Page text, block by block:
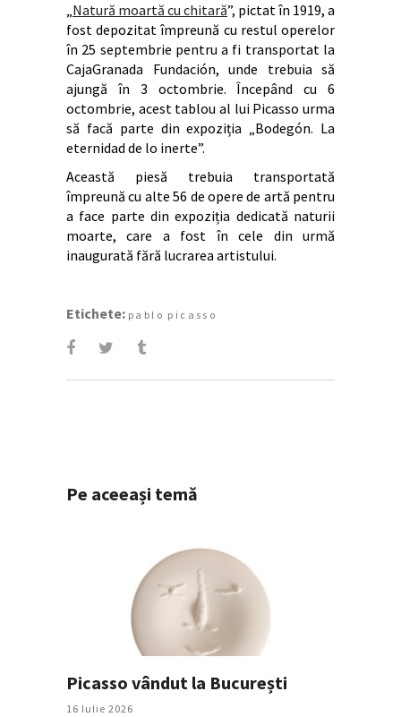
„Natură moartă cu chitară”, pictat în 1919, a
fost depozitat împreună cu restul operelor
în 25 septembrie pentru a fi transportat la
CajaGranada Fundación, unde trebuia să
ajungă în 3 octombrie. Începând cu 6
octombrie, acest tablou al lui Picasso urma
să facă parte din expoziția „Bodegón. La
eternidad de lo inerte”.
Această piesă trebuia transportată
împreună cu alte 56 de opere de artă pentru
a face parte din expoziția dedicată naturii
moarte, care a fost în cele din urmă
inaugurată fără lucrarea artistului.
Etichete: pablo picasso
Pe aceeași temă
Picasso vândut la București
16 Iulie 2026